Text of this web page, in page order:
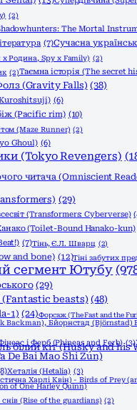
(2)
The Mortal
(7)Сучасна
Родина, Spy x Family) (2)
(2)Таємна історія (The secret
(Gravity Falls) (38)
(6)
(Pacific rim) (10)
(Maze Runner) (2)
Ghoul) (6)
(Tokyo Revengers)
читача (Omniscient
(29)
(Transformers: Cyberverse)
(Toilet-Bound Hanako-kun)
(7)Тінь, Є.Л. Шварц (2)
and bone) (12)Тіні забутих
сегмент Ютубу
(29)
(Fantastic beasts) (48)
1) (24)Форсаж (The Fast and the
Backman), Бйорнстад (Björnstad)
і Ферб (Phineas and Ferb) (3)
білий кіт (Husky and his
De Bai Mao Shi Zun)
Хеталія (Hetalia) (3)
Харлі Квін) - Birds of Prey
of One Harley Quinn)
снів (Rise of the guardians) (2)